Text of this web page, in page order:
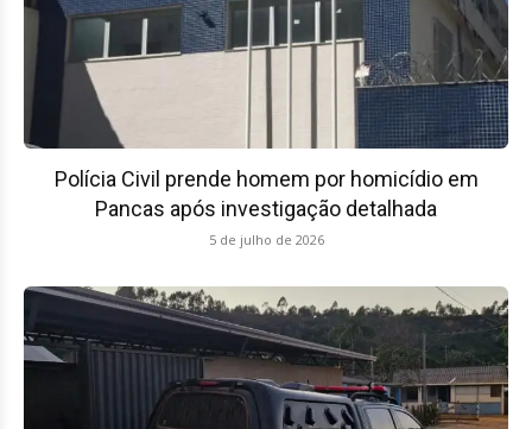
Polícia Civil prende homem por homicídio em
Pancas após investigação detalhada
5 de julho de 2026